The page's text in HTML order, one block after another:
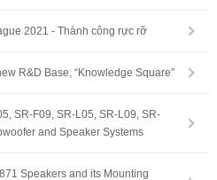
2021 - Thành công rực rỡ
R&D Base, “Knowledge Square”
SR-F09, SR-L05, SR-L09, SR-
and Speaker Systems
Speakers and its Mounting